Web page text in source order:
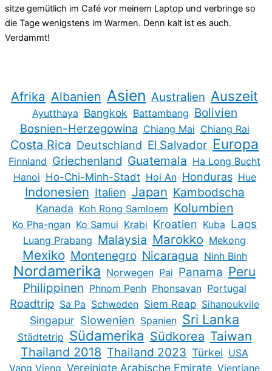
sitze gemütlich im Café vor meinem Laptop und verbringe so
die Tage wenigstens im Warmen. Denn kalt ist es auch.
Verdammt!
Afrika Albanien Asien Australien Auszeit
Ayutthaya Bangkok Battambang Bolivien
Bosnien-Herzegowina Chiang Mai Chiang Rai
Costa Rica Deutschland El Salvador Europa
Finnland Griechenland Guatemala Ha Long Bucht
Hanoi Ho-Chi-Minh-Stadt Hoi An Honduras Hue
Indonesien Italien Japan Kambodscha
Kanada Koh Rong Samloem Kolumbien
Ko Pha-ngan Ko Samui Krabi Kroatien Kuba Laos
Luang Prabang Malaysia Marokko Mekong
Mexiko Montenegro Nicaragua Ninh Binh
Nordamerika Norwegen Pai Panama Peru
Philippinen Phnom Penh Phonsavan Portugal
Roadtrip Sa Pa Schweden Siem Reap Sihanoukvile
Singapur Slowenien Spanien Sri Lanka
Städtetrip Südamerika Südkorea Taiwan
Thailand 2018 Thailand 2023 Türkei USA
Vang Vieng Vereinigte Arabische Emirate Vientiane